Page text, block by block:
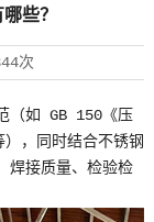
些？
次
（如 GB 150《压
，同时结合不锈钢
焊接质量、检验检